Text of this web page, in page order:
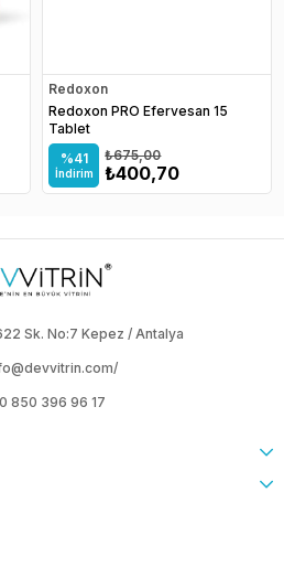
Redoxon
Redoxon PRO Efervesan 15
Tablet
%41
İndirim ₺400,70
₺675,00
Sk. No:7 Kepez / Antalya
/
0 850 396 96 17